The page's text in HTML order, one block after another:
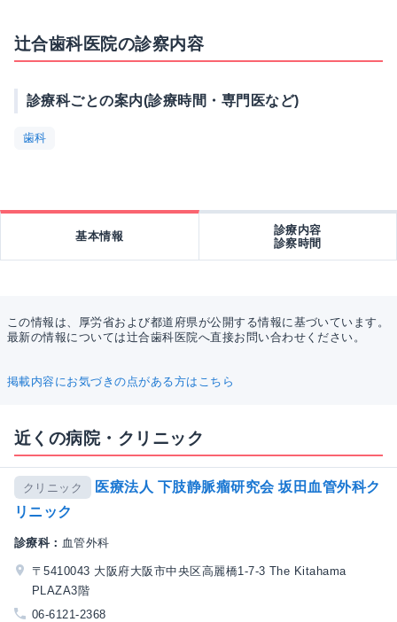
辻合歯科医院の診察内容
診療科ごとの案内(診療時間・専門医など)
歯科
基本情報
診療内容
診察時間
この情報は、厚労省および都道府県が公開する情報に基づいています。
最新の情報については辻合歯科医院へ直接お問い合わせください。
掲載内容にお気づきの点がある方はこちら
近くの病院・クリニック
クリニック
医療法人 下肢静脈瘤研究会 坂田血管外科ク
リニック
診療科： 血管外科
〒5410043 大阪府大阪市中央区高麗橋1-7-3 The Kitahama
PLAZA3階
06-6121-2368